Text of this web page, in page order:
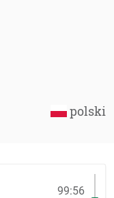
polski
99:56